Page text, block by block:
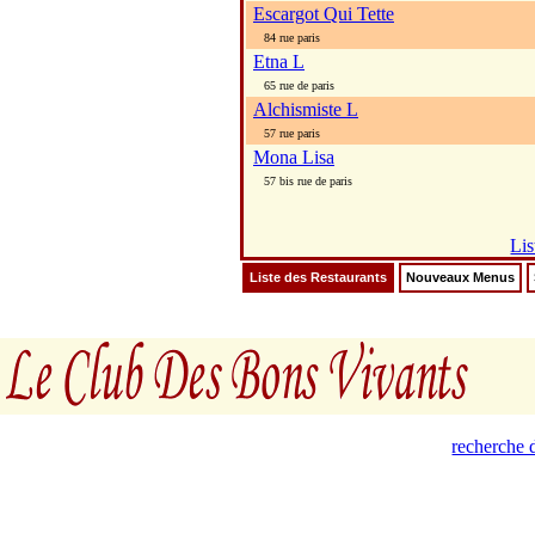
Escargot Qui Tette
84 rue paris
Etna L
65 rue de paris
Alchismiste L
57 rue paris
Mona Lisa
57 bis rue de paris
Liste des Restaurants Nouveaux Menus
recherche